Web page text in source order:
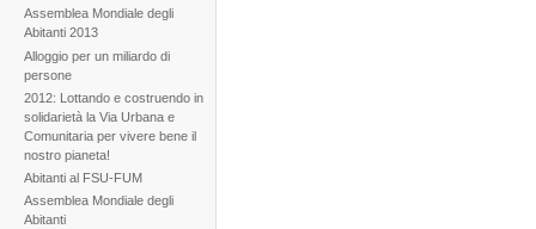
Assemblea Mondiale degli
Abitanti 2013
Alloggio per un miliardo di
persone
2012: Lottando e costruendo in
solidarietà la Via Urbana e
Comunitaria per vivere bene il
nostro pianeta!
Abitanti al FSU-FUM
Assemblea Mondiale degli
Abitanti